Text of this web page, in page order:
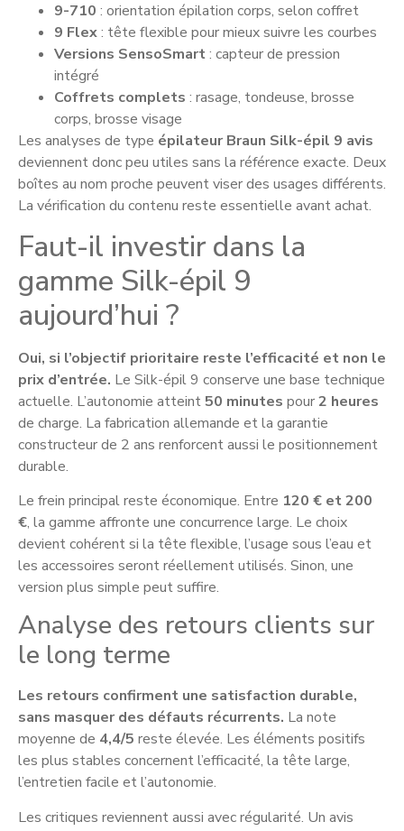
9-710 : orientation épilation corps, selon coffret
9 Flex: tête flexible pour mieux suivre les courbes
Versions SensoSmart: capteur de pression
intégré
Coffrets complets : rasage, tondeuse, brosse
corps, brosse visage
Les analyses de type épilateur Braun Silk-épil 9 avis
deviennent donc peu utiles sans la référence exacte. Deux
boîtes au nom proche peuvent viser des usages différents.
La vérification du contenu reste essentielle avant achat.
Faut-il investir dans la
gamme Silk-épil 9
aujourd’hui ?
Oui, si l’objectif prioritaire reste l’efficacité et non le
prix d’entrée. Le Silk-épil 9 conserve une base technique
actuelle. L’autonomie atteint 50 minutes pour2 heures
de charge. La fabrication allemande et la garantie
constructeur de 2 ans renforcent aussi le positionnement
durable.
Le frein principal reste économique. Entre 120 € et 200
€, la gamme affronte une concurrence large. Le choix
devient cohérent si la tête flexible, l’usage sous l’eau et
les accessoires seront réellement utilisés. Sinon, une
version plus simple peut suffire.
Analyse des retours clients sur
le long terme
Les retours confirment une satisfaction durable,
sans masquer des défauts récurrents. La note
moyenne de 4,4/5 reste élevée. Les éléments positifs
les plus stables concernent l’efficacité, la tête large,
l’entretien facile et l’autonomie.
Les critiques reviennent aussi avec régularité. Un avis